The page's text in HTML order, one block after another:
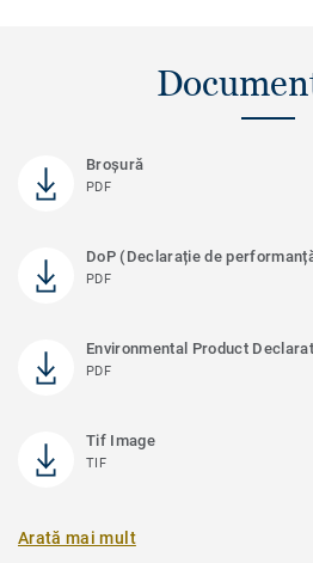
Broșură
PDF
DoP (Declarație de
PDF
Environmental Product
PDF
Tif Image
TIF
Arată mai mult